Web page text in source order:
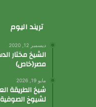
تريند اليوم
ديسمبر 12, 2020
الشيخ مختار
مصر(خاص)
مايو 19, 2026
شيخ الطريقة
لشيوخ الصوفية